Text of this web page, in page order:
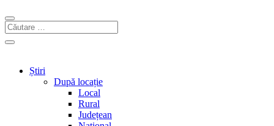
Știri
După locație
Local
Rural
Județean